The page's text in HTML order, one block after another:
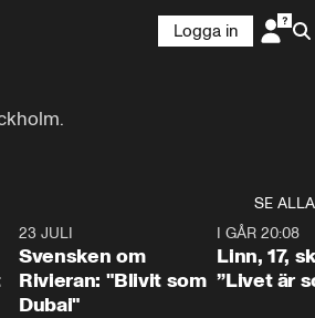
Logga in
SE ALLA
1:2423 JULI
Svensken om
Rivieran: "Blivit som
Dubai"
I GÅR 20:08
Linn, 17,
”Livet är